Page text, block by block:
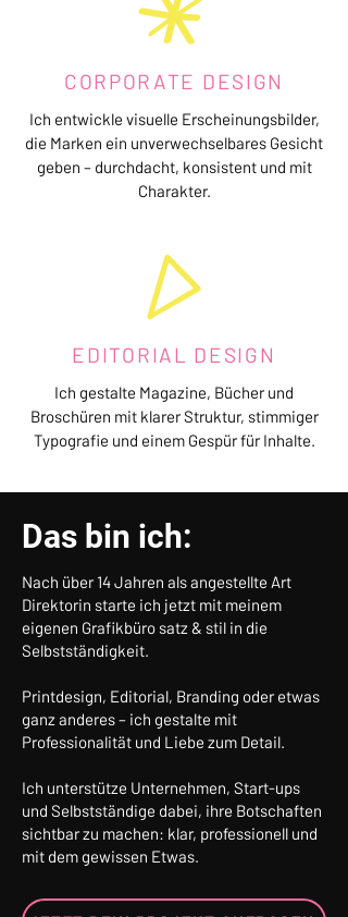
CORPORATE DESIGN
Ich entwickle visuelle Erscheinungsbilder,
die Marken ein unverwechselbares Gesicht
geben – durchdacht, konsistent und mit
Charakter.
EDITORIAL DESIGN
Ich gestalte Magazine, Bücher und
Broschüren mit klarer Struktur, stimmiger
Typografie und einem Gespür für Inhalte.
Das bin ich:
Nach über 14 Jahren als angestellte Art
Direktorin starte ich jetzt mit meinem
eigenen Grafikbüro satz & stil in die
Selbstständigkeit.
Printdesign, Editorial, Branding oder etwas
ganz anderes – ich gestalte mit
Professionalität und Liebe zum Detail.
Ich unterstütze Unternehmen, Start-ups
und Selbstständige dabei, ihre Botschaften
sichtbar zu machen: klar, professionell und
mit dem gewissen Etwas.